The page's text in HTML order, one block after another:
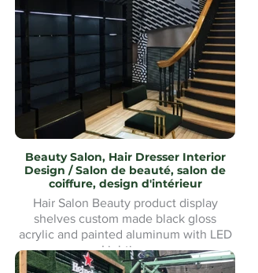
installation sur mesure.Custom made
and Installation.
Beauty Salon, Hair Dresser Interior
Design / Salon de beauté, salon de
coiffure, design d'intérieur
Hair Salon Beauty product display
shelves custom made black gloss
acrylic and painted aluminum with LED
Lighting.
Présentoirs de produits de beauté pour